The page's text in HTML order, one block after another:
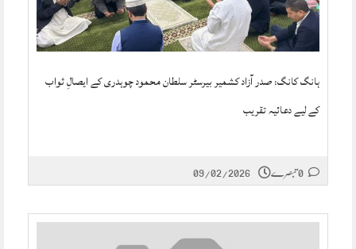
ہانگ کانگ: صدر آزاد کشمیر بیرسٹر سلطان محمود چوہدری کے ایصالِ ثواب
کے لیے دعائیہ تقریب
09/02/2026